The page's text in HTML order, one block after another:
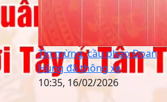
Tin mừng, cầu phao Đoan
Hùng đã thông xe
10:35, 16/02/2026